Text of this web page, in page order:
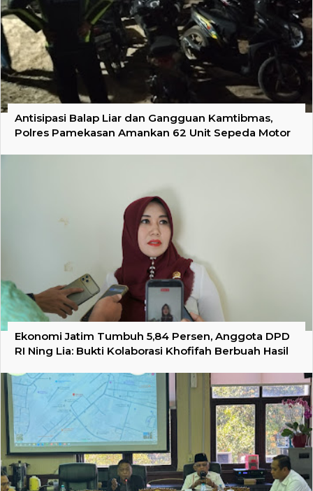
Antisipasi Balap Liar dan Gangguan Kamtibmas,
Polres Pamekasan Amankan 62 Unit Sepeda Motor
Ekonomi Jatim Tumbuh 5,84 Persen, Anggota DPD
RI Ning Lia: Bukti Kolaborasi Khofifah Berbuah Hasil